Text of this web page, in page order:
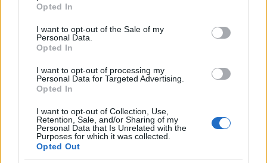
use your data for below specified purposes in below Google
consent section.
Opted In
I want to opt-out of the Sale of my
Personal Data.
Opted In
I want to opt-out of processing my
Personal Data for Targeted Advertising.
Opted In
I want to opt-out of Collection, Use,
Retention, Sale, and/or Sharing of my
Personal Data that Is Unrelated with the
Purposes for which it was collected.
Opted Out
lehangoló, olyan mindennapos, olyan szürke. Ebbe a
világba születtünk bele, ebben kell élni, lehet
boldogan, és lehet boldogtalanul. Lehet választani.
Aki boldog akar lenni, annak elég nagy hülyeség
azért boldogtalannak lenni, mert a világ olyan,
amilyen. Nem szükséges. Ez a világ egy elfogadható
világ. Sok mindent megtanultam elfogadni ebből a világból. Az
aztán sok mindent elfogad. Túléli, nem hal bele, hogy nincs nagy Ő,
hogy nem kap Nobel-díjat, hogy nem ő lesz az miniszterelnök, és
nem őt küldik a Marsra.